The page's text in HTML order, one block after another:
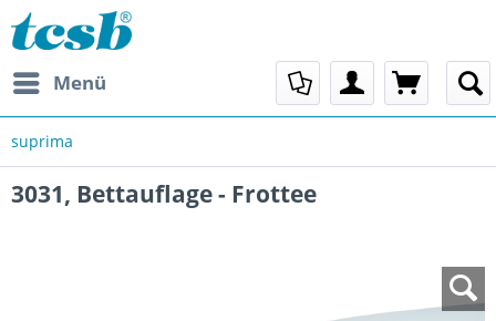
Menü
suprima
3031, Bettauflage - Frottee